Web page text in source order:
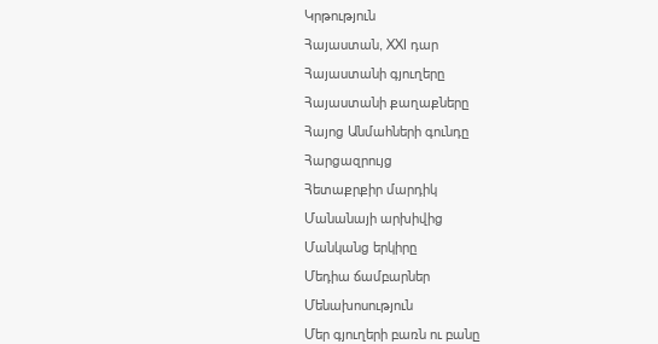
Կրթություն
Հայաստան, XXI դար
Հայաստանի գյուղերը
Հայաստանի քաղաքները
Հայոց Անմահների գունդը
Հարցազրույց
Հետաքրքիր մարդիկ
Մանանայի արխիվից
Մանկանց երկիրը
Մեդիա ճամբարներ
Մենախոսություն
Մեր գյուղերի բառն ու բանը